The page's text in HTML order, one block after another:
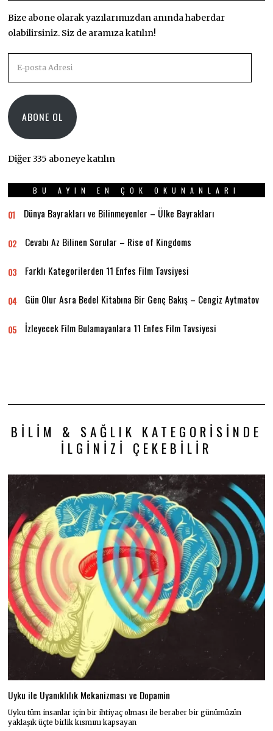
Bize abone olarak yazılarımızdan anında haberdar
olabilirsiniz. Siz de aramıza katılın!
posta
ABONE OL
Diğer 335 aboneye katılın
BU AYIN EN ÇOK OKUNANLARI
01 Dünya Bayrakları ve Bilinmeyenler – Ülke Bayrakları
02 Cevabı Az Bilinen Sorular – Rise of Kingdoms
03 Farklı Kategorilerden 11 Enfes Film Tavsiyesi
04 Gün Olur Asra Bedel Kitabına Bir Genç Bakış – Cengiz Aytmatov
05 İzleyecek Film Bulamayanlara 11 Enfes Film Tavsiyesi
BILIM & SAĞLIK KATEGORISINDE
İLGINIZI ÇEKEBILIR
Uyku ile Uyanıklılık Mekanizması ve Dopamin
Uyku tüm insanlar için bir ihtiyaç olması ile beraber bir günümüzün
yaklaşık üçte birlik kısmını kapsayan